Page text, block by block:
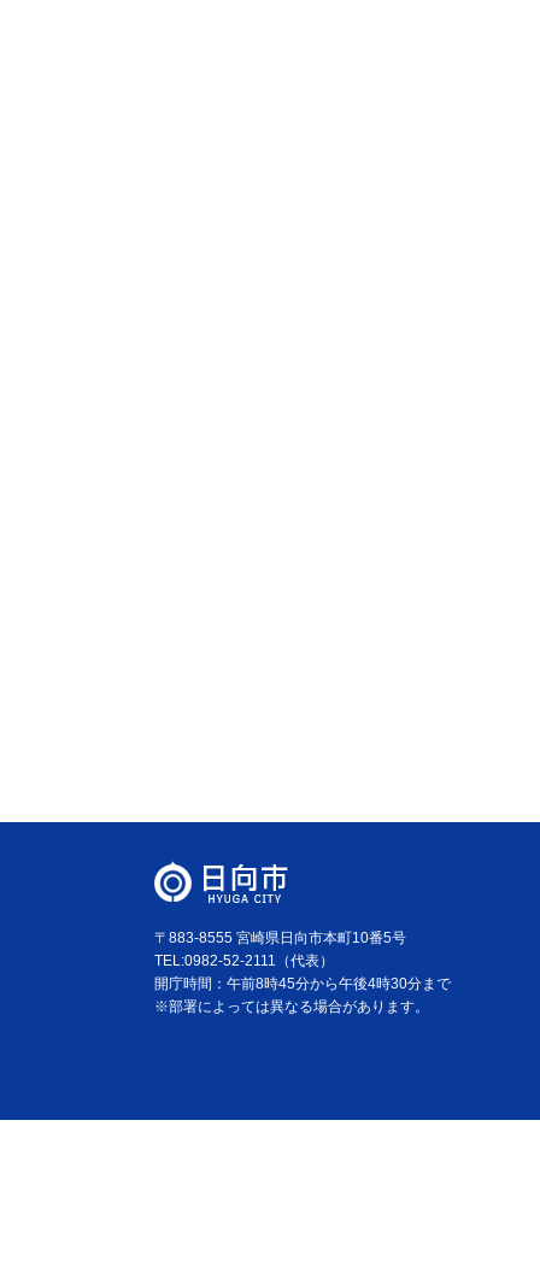
〒883-8555 宮崎県日向市本町10番5号
TEL:0982-52-2111（代表）
開庁時間：午前8時45分から午後4時30分まで
※部署によっては異なる場合があります。